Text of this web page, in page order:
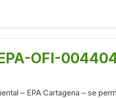
OFI-
– EPA Cartagena – se